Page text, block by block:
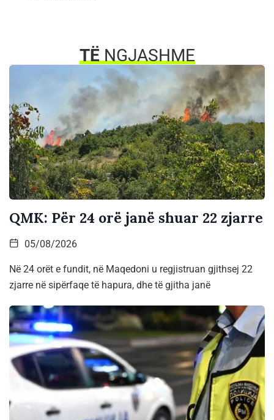
TËNGJASHME
QMK: Për 24 orë janë shuar 22 zjarre
05/08/2026
Në 24 orët e fundit, në Maqedoni u regjistruan gjithsej 22
zjarre në sipërfaqe të hapura, dhe të gjitha janë